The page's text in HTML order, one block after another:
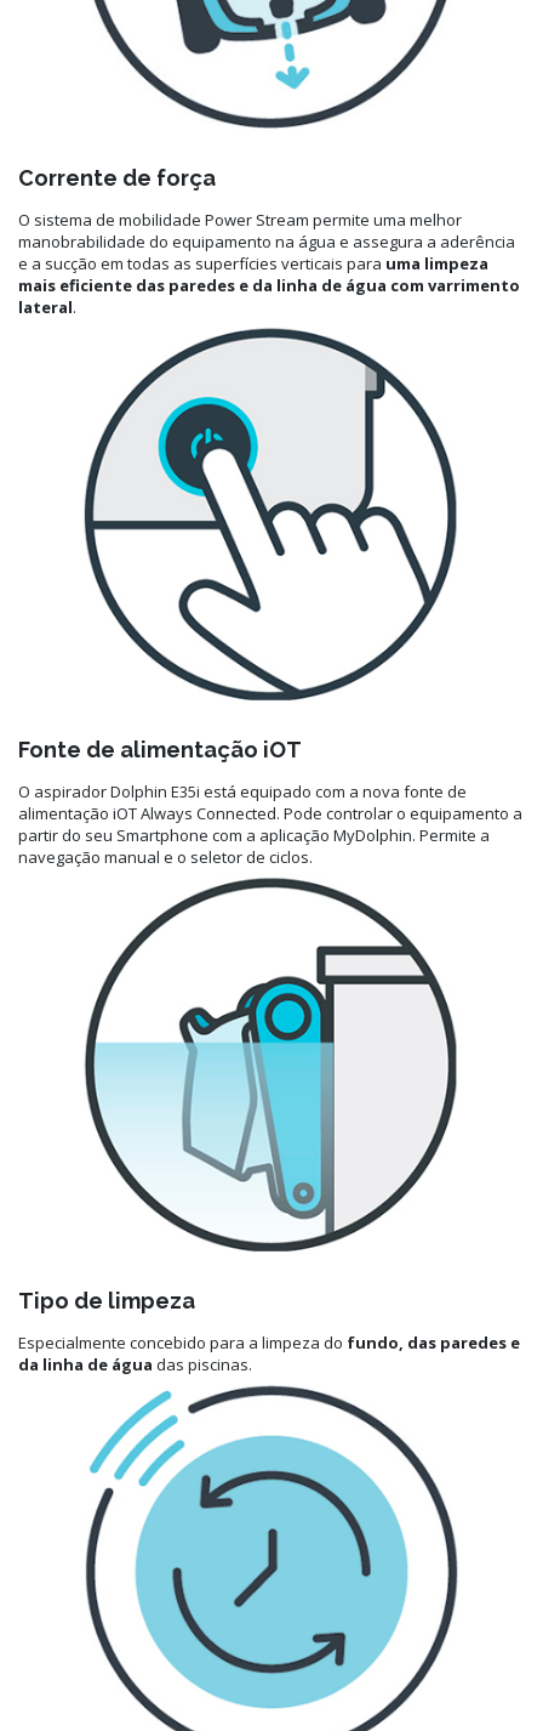
Corrente de força
O sistema de mobilidade Power Stream permite uma melhor
manobrabilidade do equipamento na água e assegura a aderência
e a sucção em todas as superfícies verticais para uma limpeza
mais eficiente das paredes e da linha de água com varrimento
lateral.
Fonte de alimentação iOT
O aspirador Dolphin E35i está equipado com a nova fonte de
alimentação iOT Always Connected. Pode controlar o equipamento a
partir do seu Smartphone com a aplicação MyDolphin. Permite a
navegação manual e o seletor de ciclos.
Tipo de limpeza
Especialmente concebido para a limpeza do fundo, das paredes e
da linha de água das piscinas.